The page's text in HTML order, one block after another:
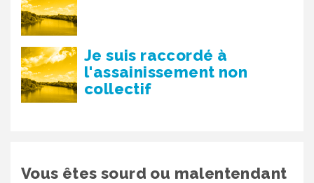
Je suis raccordé à
l'assainissement non
collectif
Vous êtes sourd ou malentendant